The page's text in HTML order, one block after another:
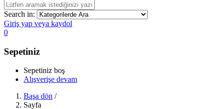
Search in:
Giriş yap veya kaydol
0
Sepetiniz
Sepetiniz boş
Alışverişe devam
Başa dön /
Sayfa